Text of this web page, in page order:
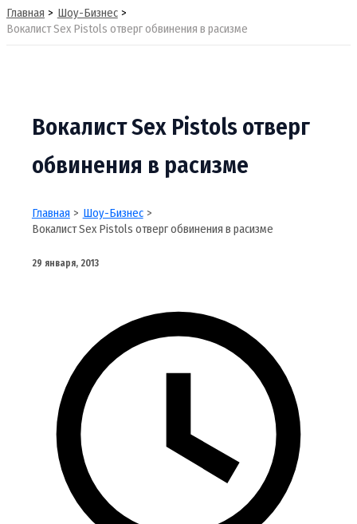
Главная
Шоу-Бизнес
Вокалист Sex Pistols отверг обвинения в расизме
Вокалист Sex Pistols отверг
обвинения в расизме
Главная
Шоу-Бизнес
Вокалист Sex Pistols отверг обвинения в расизме
29 января, 2013